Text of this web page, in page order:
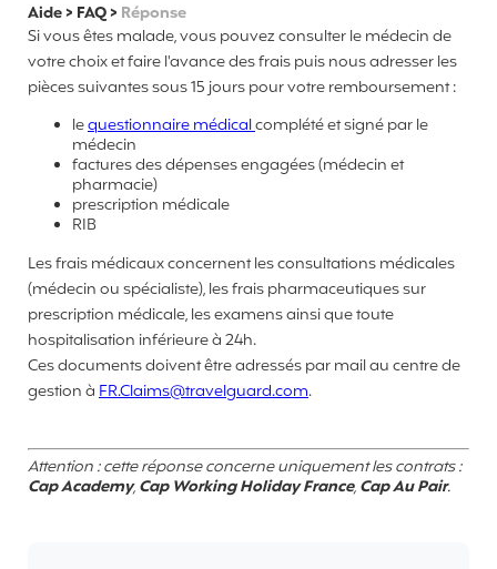
Aide> FAQ> Réponse
Si vous êtes malade, vous pouvez consulter le médecin de
votre choix et faire l'avance des frais puis nous adresser les
pièces suivantes sous 15 jours pour votre remboursement :
lequestionnaire médicalcomplété et signé par le
médecin
factures des dépenses engagées (médecin et
pharmacie)
prescription médicale
RIB
Les frais médicaux concernent les consultations médicales
(médecin ou spécialiste), les frais pharmaceutiques sur
prescription médicale, les examens ainsi que toute
hospitalisation inférieure à 24h.
Ces documents doivent être adressés par mail au centre de
gestion àFR.Claims@travelguard.com.
Attention : cette réponse concerne uniquement les contrats :
Cap Academy,Cap Working Holiday France,Cap Au Pair.